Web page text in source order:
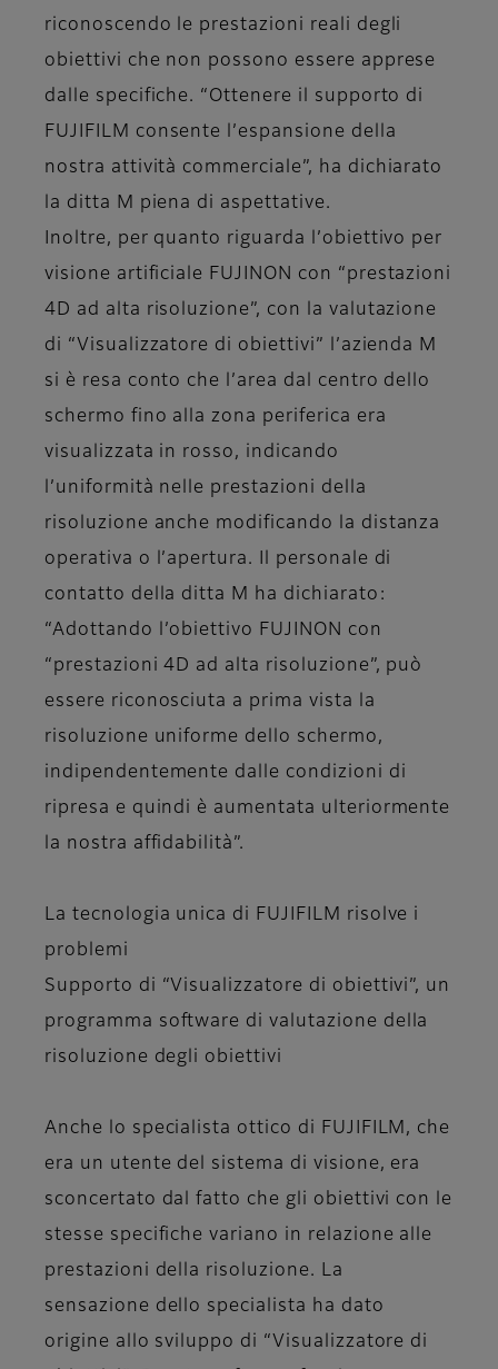
riconoscendo le prestazioni reali degli
obiettivi che non possono essere apprese
dalle specifiche. “Ottenere il supporto di
FUJIFILM consente l’espansione della
nostra attività commerciale”, ha dichiarato
la ditta M piena di aspettative.
Inoltre, per quanto riguarda l’obiettivo per
visione artificiale FUJINON con “prestazioni
4D ad alta risoluzione”, con la valutazione
di “Visualizzatore di obiettivi” l’azienda M
si è resa conto che l’area dal centro dello
schermo fino alla zona periferica era
visualizzata in rosso, indicando
l’uniformità nelle prestazioni della
risoluzione anche modificando la distanza
operativa o l’apertura. Il personale di
contatto della ditta M ha dichiarato:
“Adottando l’obiettivo FUJINON con
“prestazioni 4D ad alta risoluzione”, può
essere riconosciuta a prima vista la
risoluzione uniforme dello schermo,
indipendentemente dalle condizioni di
ripresa e quindi è aumentata ulteriormente
la nostra affidabilità”.
La tecnologia unica di FUJIFILM risolve i
problemi
Supporto di “Visualizzatore di obiettivi”, un
programma software di valutazione della
risoluzione degli obiettivi
Anche lo specialista ottico di FUJIFILM, che
era un utente del sistema di visione, era
sconcertato dal fatto che gli obiettivi con le
stesse specifiche variano in relazione alle
prestazioni della risoluzione. La
sensazione dello specialista ha dato
origine allo sviluppo di “Visualizzatore di